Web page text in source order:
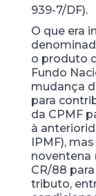
939-7/DF).
O que era
o produto
Fundo
mudança
para
da CPMF
à
IPMF),
noventena
CR/88
tributo,